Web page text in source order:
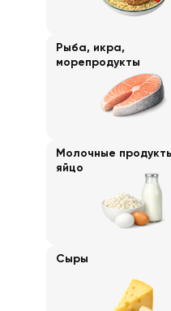
Рыба, икра,
морепродукты
Молочные
яйцо
Сыры